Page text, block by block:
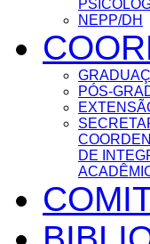
NEPP/DH
PÓS-
DE